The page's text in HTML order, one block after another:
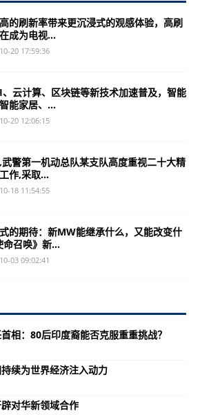
的刷新率带来更沉浸式的观感体验，高刷
成为电视...
20 17:59:36
云计算、区块链等新技术加速普及，智能
能家居、...
20 12:06:15
警第一机动总队某支队高度重视二十大精
作,采取...
18 11:54:55
的期待：新MW能继承什么，又能改变什
命召唤》新...
03 09:02:41
相：80后印度裔能否克服重重挑战？
续为世界经济注入动力
对华新领域合作